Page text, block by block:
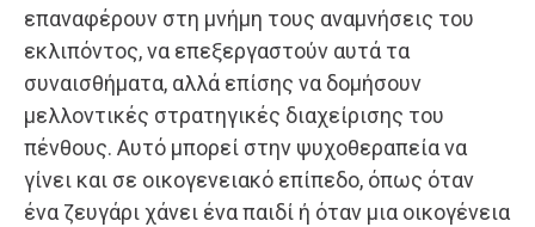
επαναφέρουν στη μνήμη τους αναμνήσεις του
εκλιπόντος, να επεξεργαστούν αυτά τα
συναισθήματα, αλλά επίσης να δομήσουν
μελλοντικές στρατηγικές διαχείρισης του
πένθους. Αυτό μπορεί στην ψυχοθεραπεία να
γίνει και σε οικογενειακό επίπεδο, όπως όταν
ένα ζευγάρι χάνει ένα παιδί ή όταν μια οικογένεια